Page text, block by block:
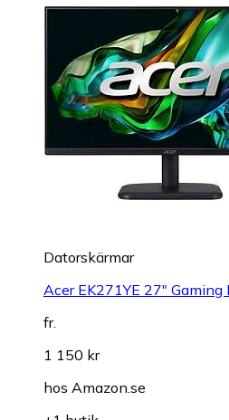
Datorskärmar
Acer EK271YE 27" Gaming
fr.
1 150 kr
hos Amazon.se